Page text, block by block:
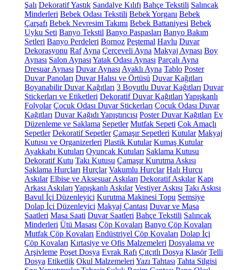
Şalı Dekoratif Yastık Sandalye Kılıfı Bahçe Tekstili Salıncak
Minderleri Bebek Odası Tekstili Bebek Yorganı Bebek
Çarşafı Bebek Nevresim Takımı Bebek Battaniyesi Bebek
Uyku Seti Banyo Tekstil Banyo Paspasları Banyo Bakım
Setleri Banyo Perdeleri Bornoz Peştemal Havlu Duvar
Dekorasyonu Raf Ayna Çerçeveli Ayna Makyaj Aynası Boy
Aynası Salon Aynası Yatak Odası Aynası Parçalı Ayna
Dresuar Aynası Duvar Aynası Ayaklı Ayna Tablo Poster
Duvar Panoları Duvar Halısı ve Örtüsü Duvar Kağıtları
Boyanabilir Duvar Kağıtları 3 Boyutlu Duvar Kağıtları Duvar
Stickerları ve Etiketleri Dekoratif Duvar Kağıtları Yapışkanlı
Folyolar Çocuk Odası Duvar Stickerları Çocuk Odası Duvar
Kağıtları Duvar Kağıdı Yapıştırıcısı Poster Duvar Kağıtları Ev
Düzenleme ve Saklama Sepetler Mutfak Sepeti Çok Amaçlı
Sepetler Dekoratif Sepetler Çamaşır Sepetleri Kutular Makyaj
Kutusu ve Organizerleri Plastik Kutular Kumaş Kutular
Ayakkabı Kutuları Oyuncak Kutuları Saklama Kutusu
Dekoratif Kutu Takı Kutusu Çamaşır Kurutma Askısı
Saklama Hurçları Hurçlar Vakumlu Hurçlar Halı Hurcu
Askılar Elbise ve Aksesuar Askıları Dekoratif Askılar Kapı
Arkası Askıları Yapışkanlı Askılar Vestiyer Askısı Takı Askısı
Bavul İçi Düzenleyici Kurutma Makinesi Topu Şemsiye
Dolap İçi Düzenleyici Makyaj Çantası Duvar ve Masa
Saatleri Masa Saati Duvar Saatleri Bahçe Tekstili Salıncak
Minderleri Ütü Masası Çöp Kovaları Banyo Çöp Kovaları
Mutfak Çöp Kovaları Endüstriyel Çöp Kovaları Dolap İçi
Çöp Kovaları Kırtasiye ve Ofis Malzemeleri Dosyalama ve
Arşivleme Poşet Dosya Evrak Rafı Çıtçıtlı Dosya Klasör Telli
Dosya Etiketlik Okul Malzemeleri Yazı Tahtası Tahta Silgisi